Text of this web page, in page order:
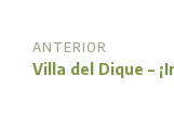
ANTERIOR